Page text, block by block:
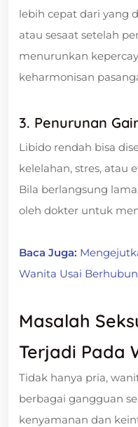
lebih cepat dari yang
atau sesaat setelah
menurunkan
keharmonisan
3. Penurunan
Libido rendah bisa
kelelahan, stres, atau
Bila berlangsung
oleh dokter untuk
Baca Juga:
Wanita Usai
Masalah
Terjadi Pada
Tidak hanya pria,
berbagai gangguan
kenyamanan dan